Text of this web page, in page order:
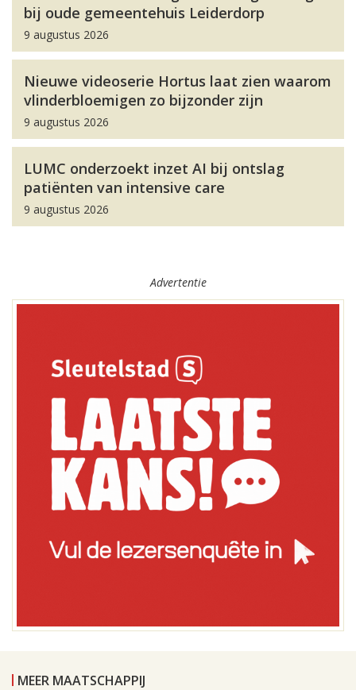
bij oude gemeentehuis Leiderdorp
9 augustus 2026
Nieuwe videoserie Hortus laat zien waarom
vlinderbloemigen zo bijzonder zijn
9 augustus 2026
LUMC onderzoekt inzet AI bij ontslag
patiënten van intensive care
9 augustus 2026
Advertentie
MEER MAATSCHAPPIJ